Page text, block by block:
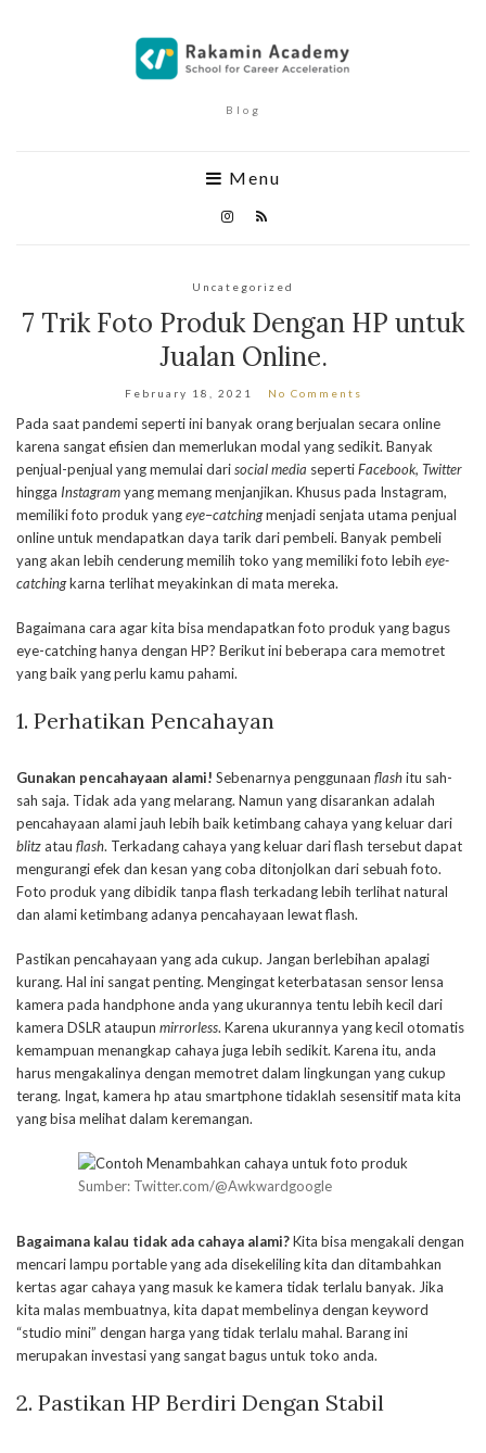
Blog
Menu
Uncategorized
7 Trik Foto Produk Dengan HP untuk
Jualan Online.
February 18, 2021 No Comments
Pada saat pandemi seperti ini banyak orang berjualan secara online
karena sangat efisien dan memerlukan modal yang sedikit. Banyak
penjual-penjual yang memulai darisocialmedia sepertiFacebook, Twitter
hingga Instagramyang memang menjanjikan. Khusus pada Instagram,
memiliki foto produk yangeye–catchingmenjadi senjata utama penjual
online untuk mendapatkan daya tarik dari pembeli. Banyak pembeli
yang akan lebih cenderung memilih toko yang memiliki foto lebih eye-
catchingkarna terlihat meyakinkan di mata mereka.
Bagaimana cara agar kita bisa mendapatkan foto produk yang bagus
eye-catching hanya dengan HP? Berikut ini beberapa cara memotret
yang baik yang perlu kamu pahami.
1. Perhatikan Pencahayan
Gunakan pencahayaan alami! Sebenarnya penggunaan flashitu sah-
sah saja. Tidak ada yang melarang. Namun yang disarankan adalah
pencahayaan alami jauh lebih baik ketimbang cahaya yang keluar dari
blitzatau flash. Terkadang cahaya yang keluar dari flash tersebut dapat
mengurangi efek dan kesan yang coba ditonjolkan dari sebuah foto.
Foto produk yang dibidik tanpa flash terkadang lebih terlihat natural
dan alami ketimbang adanya pencahayaan lewat flash.
Pastikan pencahayaan yang ada cukup. Jangan berlebihan apalagi
kurang. Hal ini sangat penting. Mengingat keterbatasan sensor lensa
kamera pada handphone anda yang ukurannya tentu lebih kecil dari
kamera DSLR ataupun mirrorless. Karena ukurannya yang kecil otomatis
kemampuan menangkap cahaya juga lebih sedikit. Karena itu, anda
harus mengakalinya dengan memotret dalam lingkungan yang cukup
terang. Ingat, kamera hp atau smartphone tidaklah sesensitif mata kita
yang bisa melihat dalam keremangan.
Sumber: Twitter.com/@Awkwardgoogle
Bagaimana kalau tidak ada cahaya alami?Kita bisa mengakali dengan
mencari lampu portable yang ada disekeliling kita dan ditambahkan
kertas agar cahaya yang masuk ke kamera tidak terlalu banyak. Jika
kita malas membuatnya, kita dapat membelinya dengan keyword
“studio mini” dengan harga yang tidak terlalu mahal. Barang ini
merupakan investasi yang sangat bagus untuk toko anda.
2. Pastikan HP Berdiri Dengan Stabil